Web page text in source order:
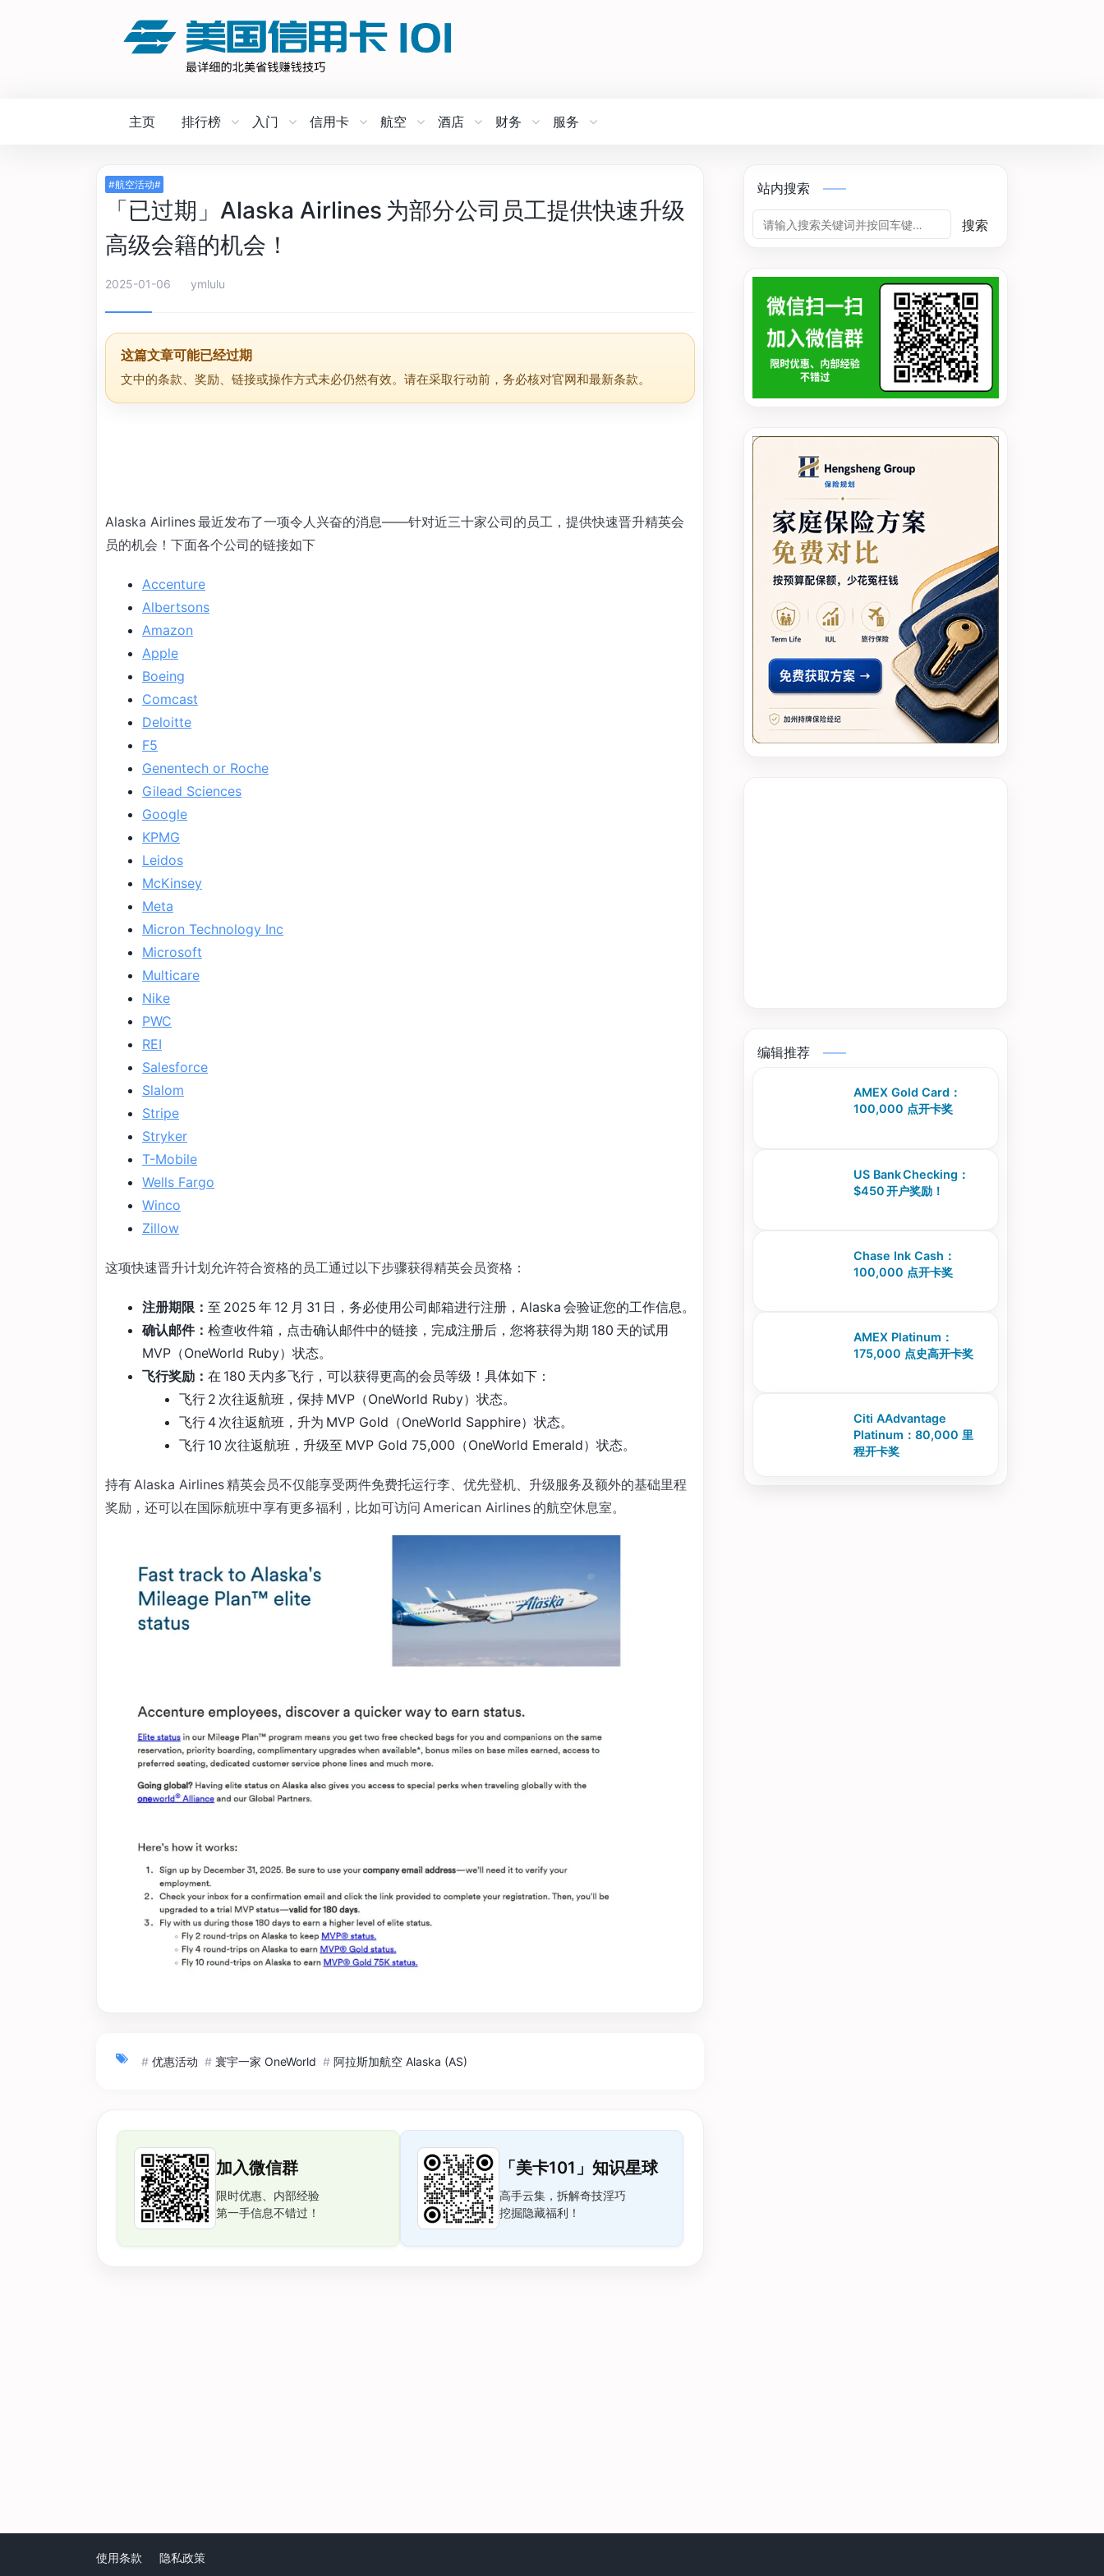
主页 排行榜 入门 信用卡 航空 酒店 财务 服务
#航空活动#
「已过期」Alaska Airlines 为部分公司员工提供快速升级
高级会籍的机会！
2025-01-06 ymlulu
这篇文章可能已经过期
文中的条款、奖励、链接或操作方式未必仍然有效。请在采取行动前，务必核对官网和最新条款。
Alaska Airlines 最近发布了一项令人兴奋的消息——针对近三十家公司的员工，提供快速晋升精英会
员的机会！下面各个公司的链接如下
Accenture
Albertsons
Amazon
Apple
Boeing
Comcast
Deloitte
F5
Genentech or Roche
Gilead Sciences
Google
KPMG
Leidos
McKinsey
Meta
Micron Technology Inc
Microsoft
Multicare
Nike
PWC
REI
Salesforce
Slalom
Stripe
Stryker
T-Mobile
Wells Fargo
Winco
Zillow
这项快速晋升计划允许符合资格的员工通过以下步骤获得精英会员资格：
注册期限： 至 2025 年 12 月 31 日，务必使用公司邮箱进行注册，Alaska 会验证您的工作信息。
确认邮件： 检查收件箱，点击确认邮件中的链接，完成注册后，您将获得为期 180 天的试用
MVP（OneWorld Ruby）状态。
飞行奖励： 在 180 天内多飞行，可以获得更高的会员等级！具体如下：
飞行 2 次往返航班，保持 MVP（OneWorld Ruby）状态。
飞行 4 次往返航班，升为 MVP Gold（OneWorld Sapphire）状态。
飞行 10 次往返航班，升级至 MVP Gold 75,000（OneWorld Emerald）状态。
持有 Alaska Airlines 精英会员不仅能享受两件免费托运行李、优先登机、升级服务及额外的基础里程
奖励，还可以在国际航班中享有更多福利，比如可访问 American Airlines 的航空休息室。
# 优惠活动 # 寰宇一家 OneWorld # 阿拉斯加航空 Alaska (AS)
加入微信群
限时优惠、内部经验
第一手信息不错过！
「美卡101」知识星球
高手云集，拆解奇技淫巧
挖掘隐藏福利！
站内搜索
搜索
编辑推荐
AMEX Gold Card：
100,000 点开卡奖
US Bank Checking：
$450 开户奖励！
Chase Ink Cash：
100,000 点开卡奖
AMEX Platinum：
175,000 点史高开卡奖
Citi AAdvantage
Platinum：80,000 里
程开卡奖
使用条款 隐私政策